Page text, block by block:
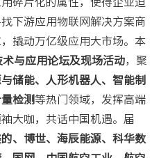
下游应用物联网解决方案商
撬动万亿级应用大市场。本
与应用论坛及现场活动，聚
储能、人形机器人、智能制
检测等热门领域，发挥高端
大咖，共话中国机遇。届
、博世、海辰能源、科华数